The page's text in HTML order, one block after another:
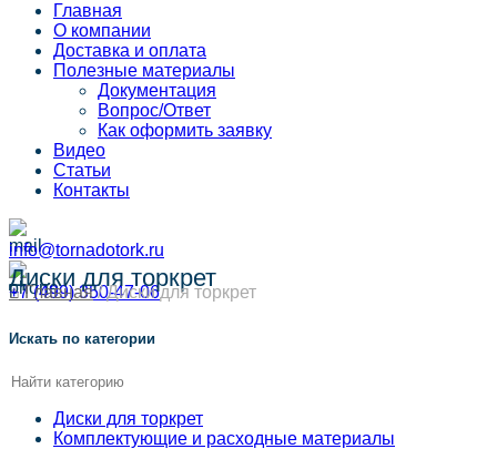
Главная
О компании
Доставка и оплата
Полезные материалы
Документация
Вопрос/Ответ
Как оформить заявку
Видео
Статьи
Контакты
info@tornadotork.ru
+7 (499) 350-47-06
Диски для торкрет
⌂ Главная/Диски для торкрет
Искать по категории
Диски для торкрет
Комплектующие и расходные материалы